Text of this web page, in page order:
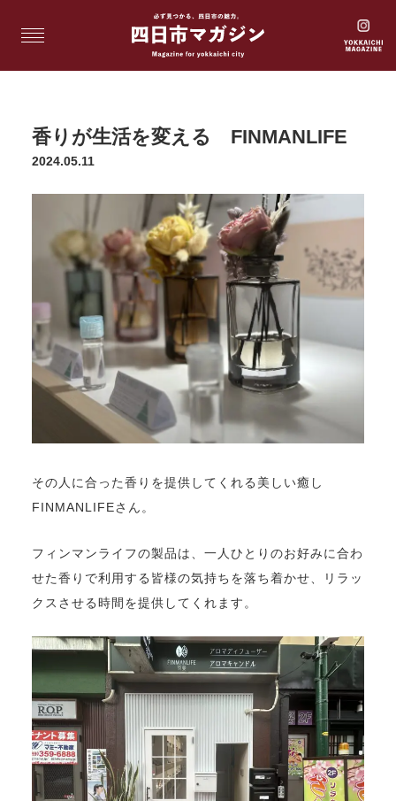
香りが生活を変える FINMANLIFE
2024.05.11
その人に合った香りを提供してくれる美しい癒し
FINMANLIFEさん。
フィンマンライフの製品は、一人ひとりのお好みに合わ
せた香りで利用する皆様の気持ちを落ち着かせ、リラッ
クスさせる時間を提供してくれます。